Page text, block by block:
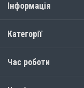
Інформація
Категорії
Час роботи